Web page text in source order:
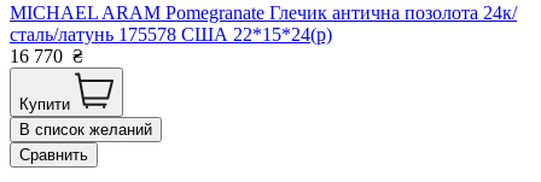
MICHAEL ARAM Pomegranate Глечик антична позолота 24к/
сталь/латунь 175578 США 22*15*24(р)
16 770 ₴
Купити
В список желаний
Сравнить